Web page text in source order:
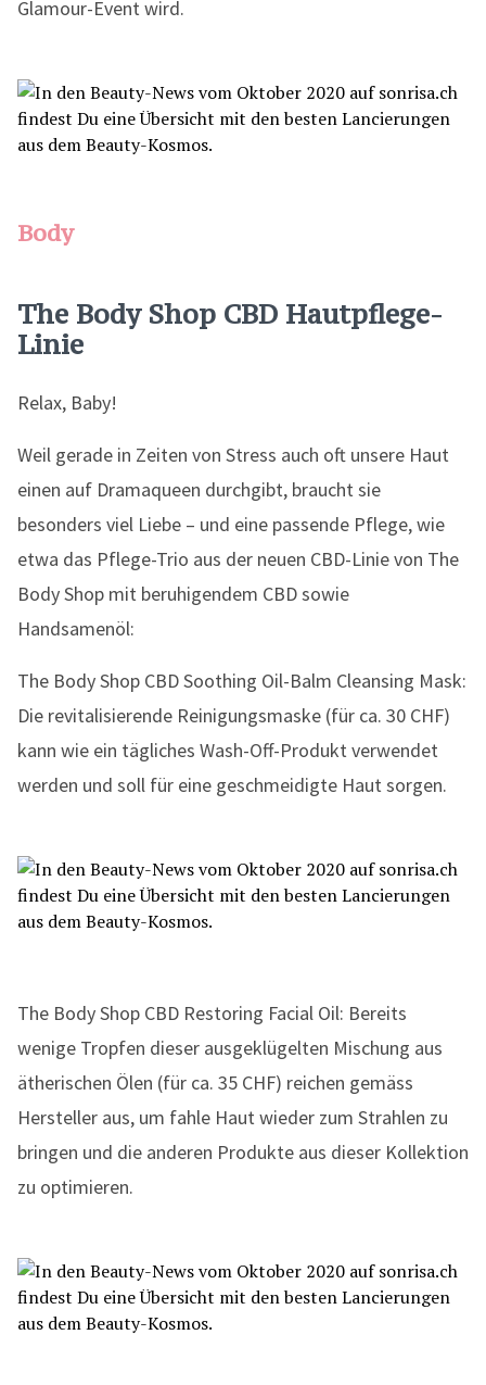
Glamour-Event wird.
Body
The Body Shop CBD Hautpflege-
Linie
Relax, Baby!
Weil gerade in Zeiten von Stress auch oft unsere Haut
einen auf Dramaqueen durchgibt, braucht sie
besonders viel Liebe – und eine passende Pflege, wie
etwa das Pflege-Trio aus der neuen CBD-Linie von The
Body Shop mit beruhigendem CBD sowie
Handsamenöl:
The Body Shop CBD Soothing Oil-Balm Cleansing Mask:
Die revitalisierende Reinigungsmaske (für ca. 30 CHF)
kann wie ein tägliches Wash-Off-Produkt verwendet
werden und soll für eine geschmeidigte Haut sorgen.
The Body Shop CBD Restoring Facial Oil: Bereits
wenige Tropfen dieser ausgeklügelten Mischung aus
ätherischen Ölen (für ca. 35 CHF) reichen gemäss
Hersteller aus, um fahle Haut wieder zum Strahlen zu
bringen und die anderen Produkte aus dieser Kollektion
zu optimieren.